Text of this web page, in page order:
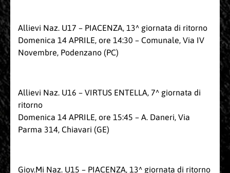
Allievi Naz. U17 – PIACENZA, 13^ giornata di ritorno
Domenica 14 APRILE, ore 14:30 – Comunale, Via IV
Novembre, Podenzano (PC)
Allievi Naz. U16 – VIRTUS ENTELLA, 7^ giornata di
ritorno
Domenica 14 APRILE, ore 15:45 – A. Daneri, Via
Parma 314, Chiavari (GE)
Giov.Mi Naz. U15 – PIACENZA, 13^ giornata di ritorno